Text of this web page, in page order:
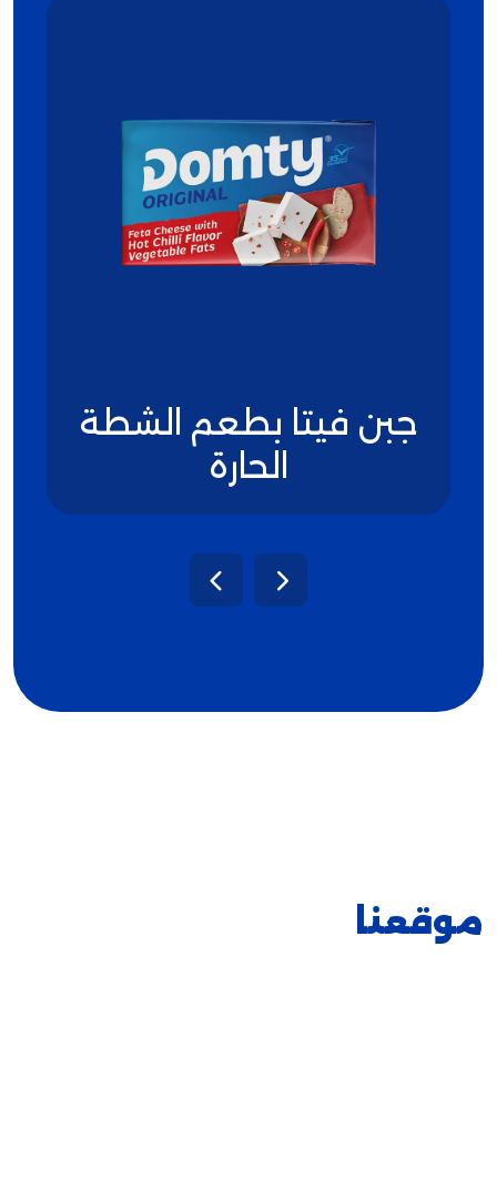
جبن فيتا بطعم الشطة
الحارة
موقعنا